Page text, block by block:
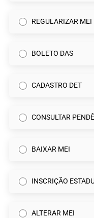
REGULARIZAR MEI
BOLETO DAS
CADASTRO DET
CONSULTAR
BAIXAR MEI
INSCRIÇÃO
ALTERAR MEI